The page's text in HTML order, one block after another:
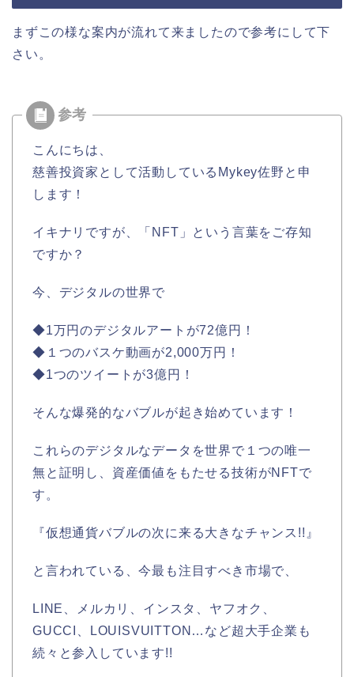
まずこの様な案内が流れて来ましたので参考にして下
さい。
こんにちは、
慈善投資家として活動しているMykey佐野と申
します！
イキナリですが、「NFT」という言葉をご存知
ですか？
今、デジタルの世界で
◆1万円のデジタルアートが72億円！
◆１つのバスケ動画が2,000万円！
◆1つのツイートが3億円！
そんな爆発的なバブルが起き始めています！
これらのデジタルなデータを世界で１つの唯一
無と証明し、資産価値をもたせる技術がNFTで
す。
『仮想通貨バブルの次に来る大きなチャンス!!』
と言われている、今最も注目すべき市場で、
LINE、メルカリ、インスタ、ヤフオク、
GUCCI、LOUISVUITTON…など超大手企業も
続々と参入しています!!